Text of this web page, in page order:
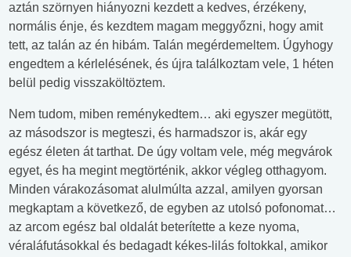
aztán szörnyen hiányozni kezdett a kedves, érzékeny,
normális énje, és kezdtem magam meggyőzni, hogy amit
tett, az talán az én hibám. Talán megérdemeltem. Úgyhogy
engedtem a kérlelésének, és újra találkoztam vele, 1 héten
belül pedig visszaköltöztem.
Nem tudom, miben reménykedtem… aki egyszer megütött,
az másodszor is megteszi, és harmadszor is, akár egy
egész életen át tarthat. De úgy voltam vele, még megvárok
egyet, és ha megint megtörténik, akkor végleg otthagyom.
Minden várakozásomat alulmúlta azzal, amilyen gyorsan
megkaptam a következő, de egyben az utolsó pofonomat…
az arcom egész bal oldalát beterítette a keze nyoma,
véraláfutásokkal és bedagadt kékes-lilás foltokkal, amikor